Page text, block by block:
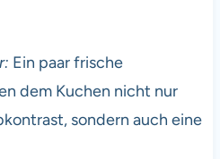
Ein paar frische
dem Kuchen nicht nur
sondern auch eine